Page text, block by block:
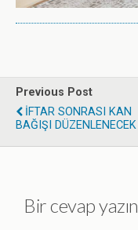
Previous Post
İFTAR SONRASI KAN
BAĞIŞI DÜZENLENECEK
Bir cevap yazın